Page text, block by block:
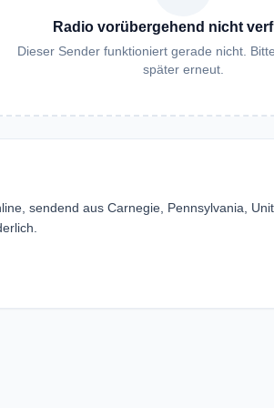
Radio vorübergehend nicht
Dieser Sender funktioniert gerade nicht.
später erneut.
sendend aus Carnegie, Pennsylvania,